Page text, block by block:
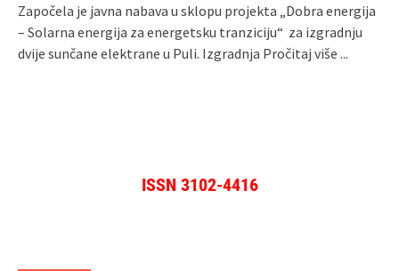
Započela je javna nabava u sklopu projekta „Dobra energija
– Solarna energija za energetsku tranziciju“ za izgradnju
dvije sunčane elektrane u Puli. Izgradnja Pročitaj više ...
ISSN 3102-4416